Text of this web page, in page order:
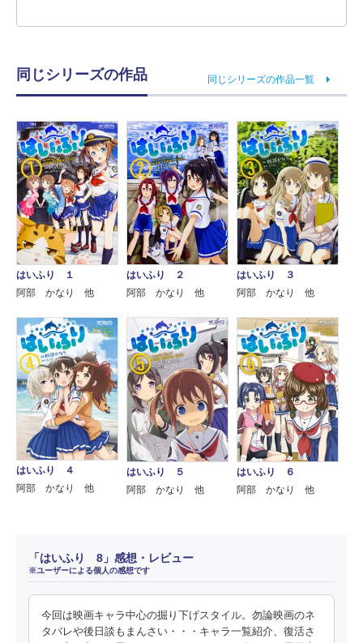
同じシリーズの作品 同じシリーズの作品一覧
はいふり １
阿部 かなり 他
はいふり ２
阿部 かなり 他
はいふり ３
阿部 かなり 他
はいふり ４
阿部 かなり 他
はいふり ５
阿部 かなり 他
はいふり ６
阿部 かなり 他
「はいふり 8」感想・レビュー
※ユーザーによる個人の感想です
今回は映画キャラ中心の掘り下げスタイル。勿論映画のネ
タバレや後日談もまんさい・・・キャラ一覧紹介、復活さ